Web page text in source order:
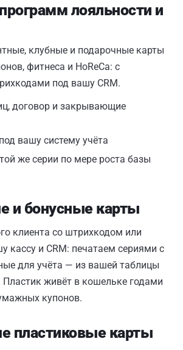
лояльности и
клубные и подарочные карты
фитнеса и HoReCa: с
под вашу CRM.
договор и закрывающие
вашу систему учёта
же серии по мере роста базы
и бонусные карты
клиента со штрихкодом или
кассу и CRM: печатаем сериями с
для учёта — из вашей таблицы
Пластик живёт в кошельке годами
купонов.
пластиковые карты